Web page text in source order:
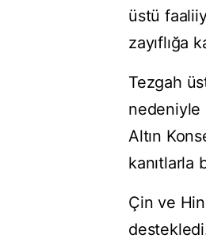
üstü
zayıflığa
Tezgah
nedeniyle
Altın
kanıtlarla
Çin ve